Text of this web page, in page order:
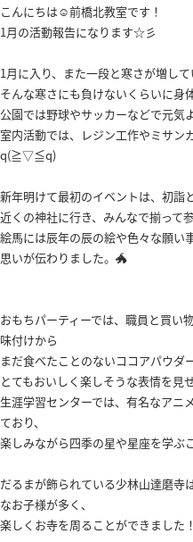
こんにちは☺前橋北教室です！
1月の活動報告になります☆彡
1月に入り、また一段と寒さが増して
そんな寒さにも負けないくらいに身
公園では野球やサッカーなどで元気
室内活動では、レジン工作やミサン
q(≧▽≦q)
新年明けて最初のイベントは、初詣
近くの神社に行き、みんなで揃って
絵馬には辰年の辰の絵や色々な願い
思いが伝わりました。🐲
おもちパーティーでは、職員と買い
味付けから
まだ食べたことのないココアパウダ
とてもおいしく楽しそうな表情を見
生涯学習センターでは、有名なアニ
ており、
楽しみながら四季の星や星座を学ぶ
だるまが飾られている少林山達磨寺
なお子様が多く、
楽しくお寺を周ることができました！